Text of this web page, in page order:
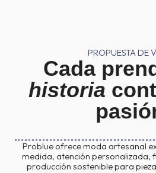
PROPUESTA DE
Cada
historia
Problue ofrece moda artesanal
medida, atención personalizada,
producción sostenible para